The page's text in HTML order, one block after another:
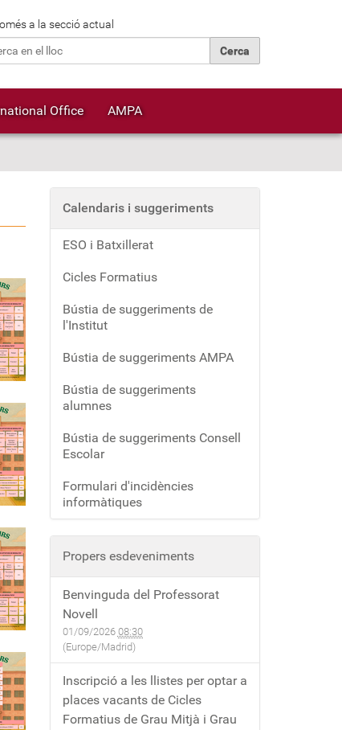
a la secció actual
Office AMPA
Calendaris i suggeriments
ESO i Batxillerat
Cicles Formatius
Bústia de suggeriments de
l'Institut
Bústia de suggeriments AMPA
Bústia de suggeriments
alumnes
Bústia de suggeriments Consell
Escolar
Formulari d'incidències
informàtiques
Propers esdeveniments
Benvinguda del Professorat
Novell
01/09/2026 08:30
(Europe/Madrid)
Inscripció a les llistes per optar a
places vacants de Cicles
Formatius de Grau Mitjà i Grau